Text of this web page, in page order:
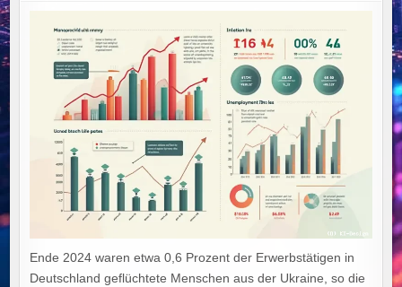
Ende 2024 waren etwa 0,6 Prozent der Erwerbstätigen in
Deutschland geflüchtete Menschen aus der Ukraine, so die